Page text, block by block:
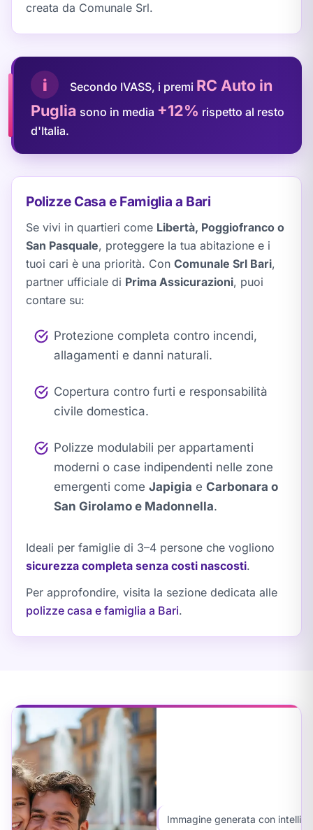
creata da Comunale Srl.
i Secondo IVASS, i premi RC Auto in
Puglia sono in media +12% rispetto al resto
d'Italia.
Polizze Casa e Famiglia a Bari
Se vivi in quartieri come Libertà, Poggiofranco o
San Pasquale, proteggere la tua abitazione e i
tuoi cari è una priorità. Con Comunale Srl Bari,
partner ufficiale di Prima Assicurazioni, puoi
contare su:
Protezione completa contro incendi,
allagamenti e danni naturali.
Copertura contro furti e responsabilità
civile domestica.
Polizze modulabili per appartamenti
moderni o case indipendenti nelle zone
emergenti come Japigia e Carbonara o
San Girolamo e Madonnella.
Ideali per famiglie di 3–4 persone che vogliono
sicurezza completa senza costi nascosti.
Per approfondire, visita la sezione dedicata alle
polizze casa e famiglia a Bari.
Immagine generata con